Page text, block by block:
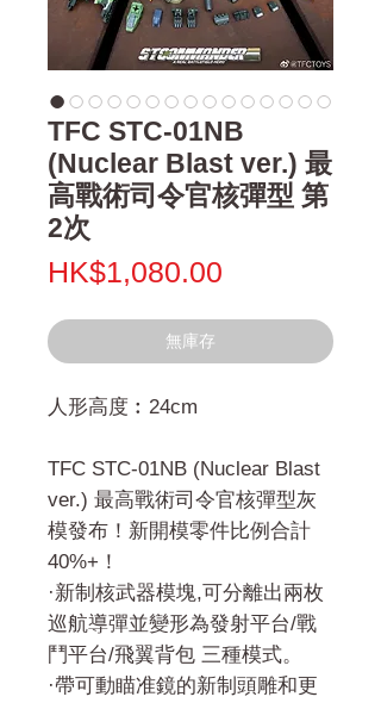
TFC STC-01NB
(Nuclear Blast ver.) 最
高戰術司令官核彈型 第
2次
HK$1,080.00
無庫存
人形高度︰24cm
TFC STC-01NB (Nuclear Blast
ver.) 最高戰術司令官核彈型灰
模發布！新開模零件比例合計
40%+！
·新制核武器模塊,可分離出兩枚
巡航導彈並變形為發射平台/戰
鬥平台/飛翼背包 三種模式。
·帶可動瞄准鏡的新制頭雕和更